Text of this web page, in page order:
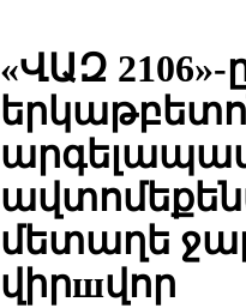
«ՎԱԶ
մետաղե
վիրшվոր